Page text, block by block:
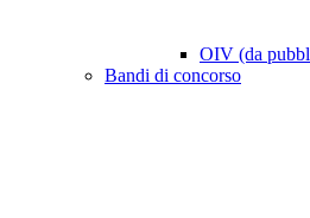
OIV (da
Bandi di concorso